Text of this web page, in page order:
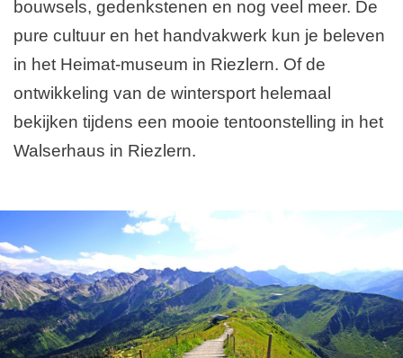
bouwsels, gedenkstenen en nog veel meer. De
pure cultuur en het handvakwerk kun je beleven
in het Heimat-museum in Riezlern. Of de
ontwikkeling van de wintersport helemaal
bekijken tijdens een mooie tentoonstelling in het
Walserhaus in Riezlern.